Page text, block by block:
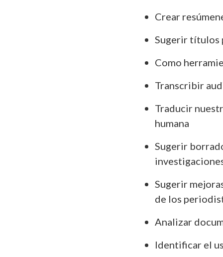
Crear
Sugerir títulos
Como
Transcribir
Traducir
humana
Sugerir
Sugerir
de los
Analizar
Identificar el